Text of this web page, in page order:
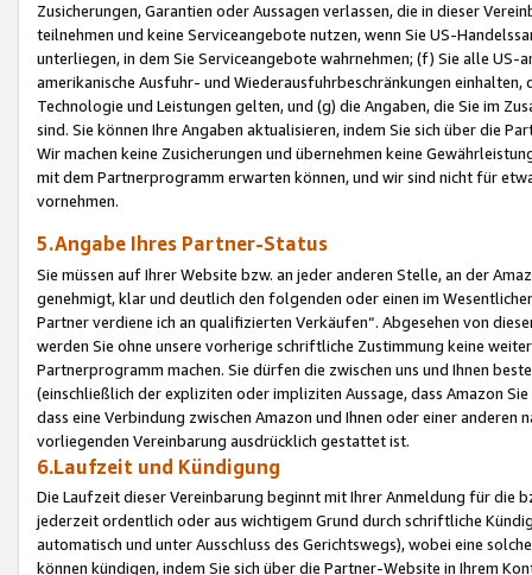
Zusicherungen, Garantien oder Aussagen verlassen, die in dieser
teilnehmen und keine Serviceangebote nutzen, wenn Sie US-
unterliegen, in dem Sie Serviceangebote wahrnehmen; (f) Sie alle
amerikanische Ausfuhr- und Wiederausfuhrbeschränkungen
Technologie und Leistungen gelten, und (g) die Angaben, die Sie im
sind. Sie können Ihre Angaben aktualisieren, indem Sie sich über die
Wir machen keine Zusicherungen und übernehmen keine
mit dem Partnerprogramm erwarten können, und wir sind nicht für
vornehmen.
5.Angabe Ihres Partner-Status
Sie müssen auf Ihrer Website bzw. an jeder anderen Stelle, an der
genehmigt, klar und deutlich den folgenden oder einen im
Partner verdiene ich an qualifizierten Verkäufen“. Abgesehen von
werden Sie ohne unsere vorherige schriftliche Zustimmung keine
Partnerprogramm machen. Sie dürfen die zwischen uns und Ihnen
(einschließlich der expliziten oder impliziten Aussage, dass Amazon
dass eine Verbindung zwischen Amazon und Ihnen oder einer
vorliegenden Vereinbarung ausdrücklich gestattet ist.
6.Laufzeit und Kündigung
Die Laufzeit dieser Vereinbarung beginnt mit Ihrer Anmeldung für die
jederzeit ordentlich oder aus wichtigem Grund durch schriftliche
automatisch und unter Ausschluss des Gerichtswegs), wobei eine
können kündigen, indem Sie sich über die Partner-Website in Ihrem